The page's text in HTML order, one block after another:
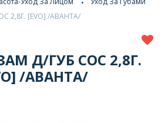
2,8Г. [EVO] /АВАНТА/
Д/ГУБ СОС 2,8Г.
/АВАНТА/